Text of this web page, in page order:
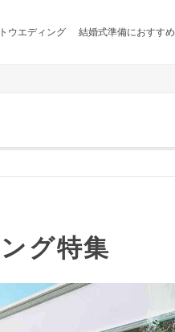
ウエディング 結婚式準備におすすめ
グ特集